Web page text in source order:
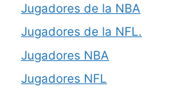
Jugadores de la NBA
Jugadores de la NFL.
Jugadores NBA
Jugadores NFL